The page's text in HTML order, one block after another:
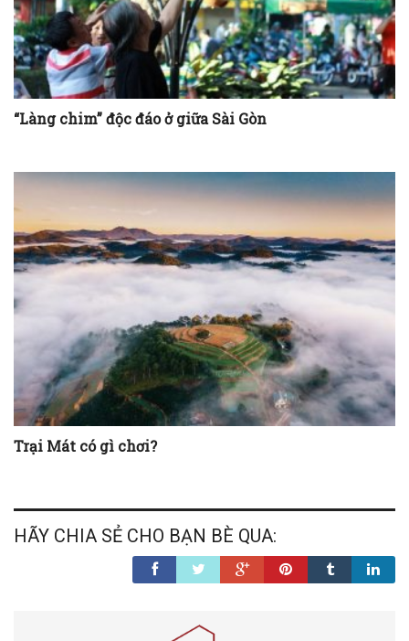
“Làng chim” độc đáo ở giữa Sài Gòn
Trại Mát có gì chơi?
HÃY CHIA SẺ CHO BẠN BÈ QUA: